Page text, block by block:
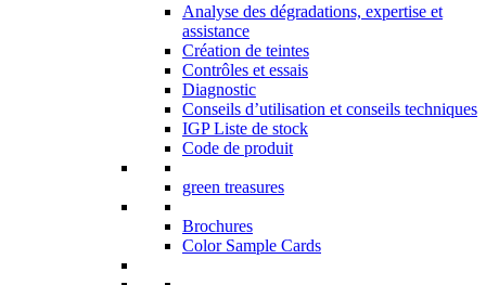
Analyse des dégradations, expertise et
assistance
Création de teintes
Contrôles et essais
Diagnostic
Conseils d’utilisation et conseils techniques
IGP Liste de stock
Code de produit
green treasures
Brochures
Color Sample Cards